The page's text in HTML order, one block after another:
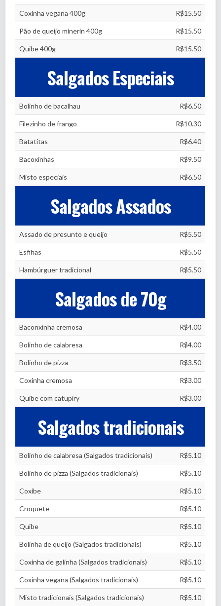
Coxinha vegana 400g R$15.50
Pão de queijo minerin 400g R$15.50
Quibe 400g R$15.50
Salgados Especiais
Bolinho de bacalhau R$6.50
Filezinho de frango R$10.30
Batatitas R$6.40
Bacoxinhas R$9.50
Misto especiais R$6.50
Salgados Assados
Assado de presunto e queijo R$5.50
Esfihas R$5.50
Hambúrguer tradicional R$5.50
Salgados de 70g
Baconxinha cremosa R$4.00
Bolinho de calabresa R$4.00
Bolinho de pizza R$3.50
Coxinha cremosa R$3.00
Quibe com catupiry R$3.00
Salgados tradicionais
Bolinho de calabresa (Salgados tradicionais) R$5.10
Bolinho de pizza (Salgados tradicionais) R$5.10
Coxibe R$5.10
Croquete R$5.10
Quibe R$5.10
Bolinha de queijo (Salgados tradicionais) R$5.10
Coxinha de galinha (Salgados tradicionais) R$5.10
Coxinha vegana (Salgados tradicionais) R$5.10
Misto tradicionais (Salgados tradicionais) R$5.10